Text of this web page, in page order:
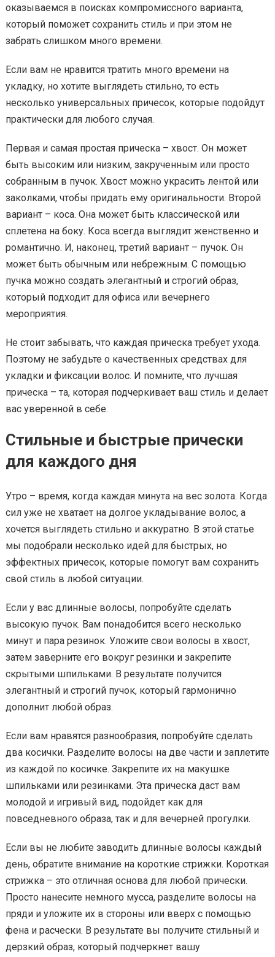
оказываемся в поисках компромиссного варианта,
который поможет сохранить стиль и при этом не
забрать слишком много времени.
Если вам не нравится тратить много времени на
укладку, но хотите выглядеть стильно, то есть
несколько универсальных причесок, которые подойдут
практически для любого случая.
Первая и самая простая прическа – хвост. Он может
быть высоким или низким, закрученным или просто
собранным в пучок. Хвост можно украсить лентой или
заколками, чтобы придать ему оригинальности. Второй
вариант – коса. Она может быть классической или
сплетена на боку. Коса всегда выглядит женственно и
романтично. И, наконец, третий вариант – пучок. Он
может быть обычным или небрежным. С помощью
пучка можно создать элегантный и строгий образ,
который подходит для офиса или вечернего
мероприятия.
Не стоит забывать, что каждая прическа требует ухода.
Поэтому не забудьте о качественных средствах для
укладки и фиксации волос. И помните, что лучшая
прическа – та, которая подчеркивает ваш стиль и делает
вас уверенной в себе.
Стильные и быстрые прически
для каждого дня
Утро – время, когда каждая минута на вес золота. Когда
сил уже не хватает на долгое укладывание волос, а
хочется выглядеть стильно и аккуратно. В этой статье
мы подобрали несколько идей для быстрых, но
эффектных причесок, которые помогут вам сохранить
свой стиль в любой ситуации.
Если у вас длинные волосы, попробуйте сделать
высокую пучок. Вам понадобится всего несколько
минут и пара резинок. Уложите свои волосы в хвост,
затем заверните его вокруг резинки и закрепите
скрытыми шпильками. В результате получится
элегантный и строгий пучок, который гармонично
дополнит любой образ.
Если вам нравятся разнообразия, попробуйте сделать
два косички. Разделите волосы на две части и заплетите
из каждой по косичке. Закрепите их на макушке
шпильками или резинками. Эта прическа даст вам
молодой и игривый вид, подойдет как для
повседневного образа, так и для вечерней прогулки.
Если вы не любите заводить длинные волосы каждый
день, обратите внимание на короткие стрижки. Короткая
стрижка – это отличная основа для любой прически.
Просто нанесите немного мусса, разделите волосы на
пряди и уложите их в стороны или вверх с помощью
фена и расчески. В результате вы получите стильный и
дерзкий образ, который подчеркнет вашу